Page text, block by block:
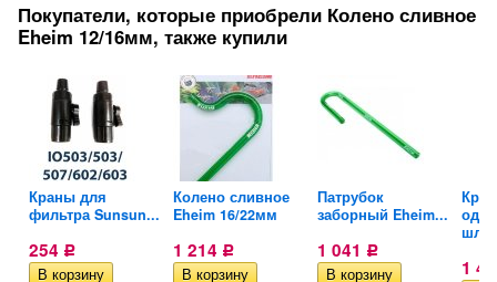
Покупатели, которые приобрели Колено сливное
Eheim 12/16мм, также купили
Краны для
фильтра Sunsun...
254 Р
Колено сливное
Eheim 16/22мм
1 214 Р
Патрубок
заборный Eheim...
1 041 Р
1